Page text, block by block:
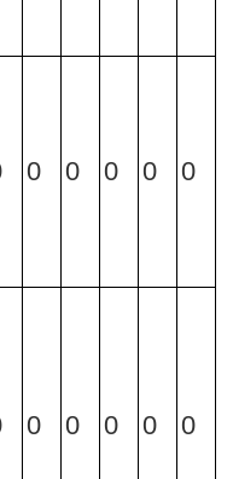
0 0 0 0 0
0 0 0 0 0